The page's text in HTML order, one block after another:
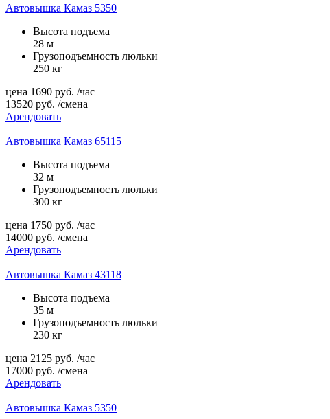
Автовышка Камаз 5350
Высота подъема
28 м
Грузоподъемность люльки
250 кг
цена 1690 руб. /час
13520 руб. /смена
Арендовать
Автовышка Камаз 65115
Высота подъема
32 м
Грузоподъемность люльки
300 кг
цена 1750 руб. /час
14000 руб. /смена
Арендовать
Автовышка Камаз 43118
Высота подъема
35 м
Грузоподъемность люльки
230 кг
цена 2125 руб. /час
17000 руб. /смена
Арендовать
Автовышка Камаз 5350